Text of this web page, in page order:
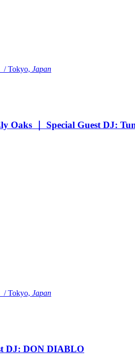
/ Tokyo, Japan
Oaks ｜ Special Guest DJ:
/ Tokyo, Japan
DJ: DON DIABLO